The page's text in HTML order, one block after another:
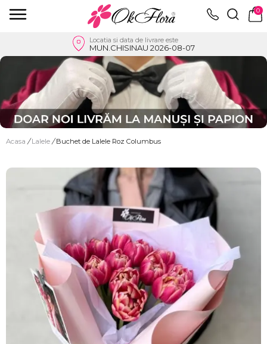
0
Locatia si data de livrare este
MUN.CHISINAU 2026-08-07
Acasa / Lalele / Buchet de Lalele Roz Columbus